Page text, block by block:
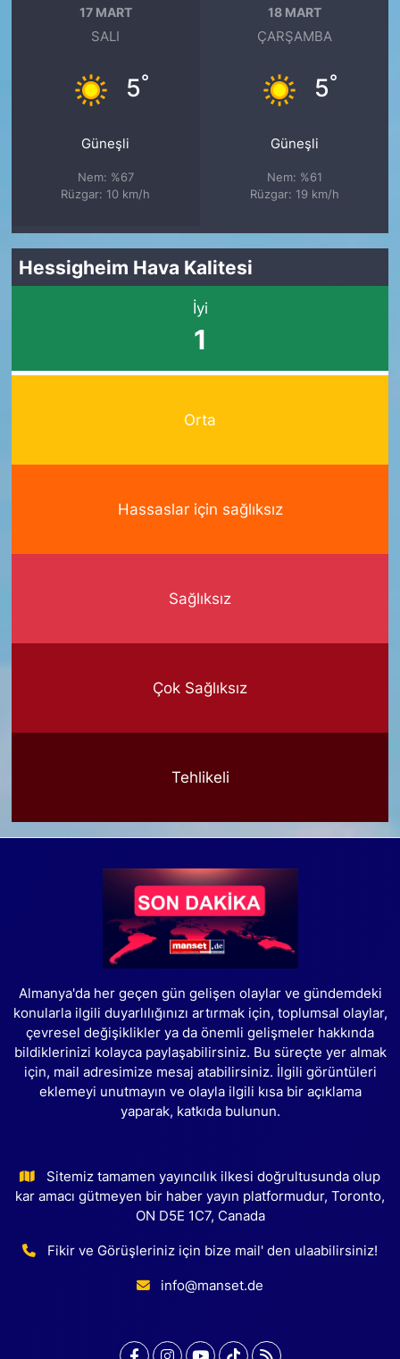
17 MART
SALI
5°
Güneşli
Nem: %67
Rüzgar: 10 km/h
18 MART
ÇARŞAMBA
5°
Güneşli
Nem: %61
Rüzgar: 19 km/h
Hessigheim Hava Kalitesi
İyi
1
Orta
Hassaslar için sağlıksız
Sağlıksız
Çok Sağlıksız
Tehlikeli
Almanya'da her geçen gün gelişen olaylar ve gündemdeki
konularla ilgili duyarlılığınızı artırmak için, toplumsal olaylar,
çevresel değişiklikler ya da önemli gelişmeler hakkında
bildiklerinizi kolayca paylaşabilirsiniz. Bu süreçte yer almak
için, mail adresimize mesaj atabilirsiniz. İlgili görüntüleri
eklemeyi unutmayın ve olayla ilgili kısa bir açıklama
yaparak, katkıda bulunun.
Sitemiz tamamen yayıncılık ilkesi doğrultusunda olup
kar amacı gütmeyen bir haber yayın platformudur, Toronto,
ON D5E 1C7, Canada
Fikir ve Görüşleriniz için bize mail' den ulaabilirsiniz!
info@manset.de